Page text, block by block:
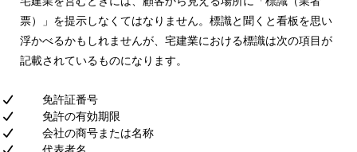
票）」を提示しなくてはなりません。標識と聞くと看板を思い
浮かべるかもしれませんが、宅建業における標識は次の項目が
記載されているものになります。
免許証番号
免許の有効期限
会社の商号または名称